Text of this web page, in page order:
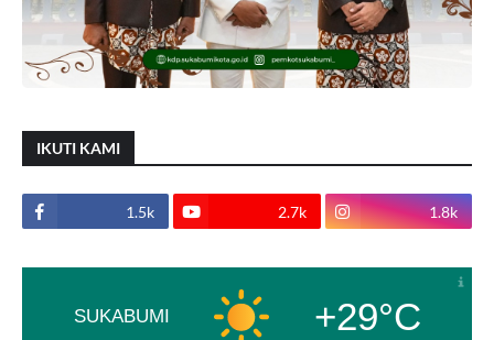
IKUTI KAMI
1.5k 2.7k 1.8k
SUKABUMI +29°C